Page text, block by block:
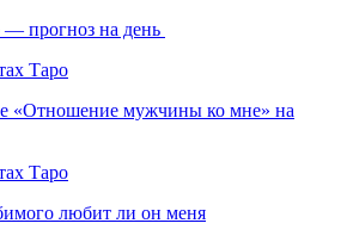
— прогноз на день
Таро
«Отношение мужчины ко мне» на
Таро
любит ли он меня